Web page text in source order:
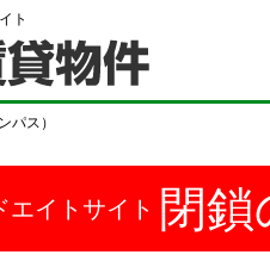
ト
パス）
エイトサイト 閉